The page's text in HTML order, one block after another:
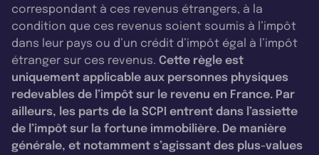
correspondant à ces revenus étrangers, à la
condition que ces revenus soient soumis à l’impôt
dans leur pays ou d’un crédit d’impôt égal à l’impôt
étranger sur ces revenus. Cette règle est
uniquement applicable aux personnes physiques
redevables de l’impôt sur le revenu en France. Par
ailleurs, les parts de la SCPI entrent dans l’assiette
de l’impôt sur la fortune immobilière. De manière
générale, et notamment s’agissant des plus-values